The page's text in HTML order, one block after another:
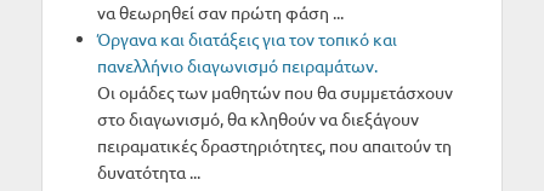
να θεωρηθεί σαν πρώτη φάση ...
Όργανα και διατάξεις για τον τοπικό και
πανελλήνιο διαγωνισμό πειραμάτων.
Οι ομάδες των μαθητών που θα συμμετάσχουν
στο διαγωνισμό, θα κληθούν να διεξάγουν
πειραματικές δραστηριότητες, που απαιτούν τη
δυνατότητα ...